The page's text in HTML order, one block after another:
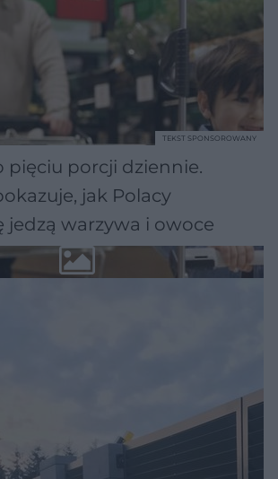
pięciu porcji dziennie.
jak Polacy
jedzą warzywa i owoce
TEKST SPONSOROWANY